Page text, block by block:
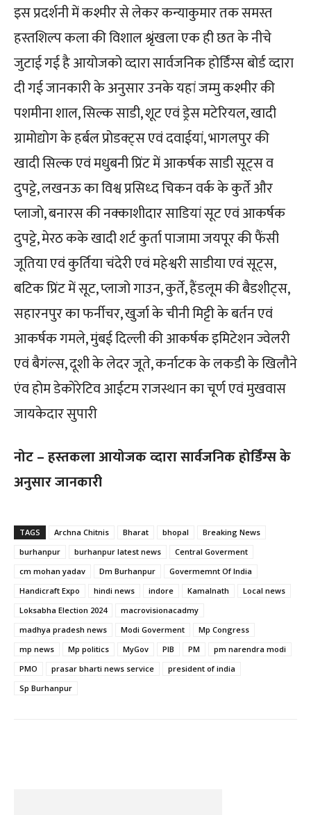
इस प्रदर्शनी में कश्मीर से लेकर कन्याकुमार तक समस्त
हस्तशिल्प कला की विशाल श्रृंखला एक ही छत के नीचे
जुटाई गई है आयोजको व्दारा सार्वजनिक होर्डिंग्स बोर्ड व्दारा
दी गई जानकारी के अनुसार उनके यहां जम्मु कश्मीर की
पशमीना शाल, सिल्क साडी, शूट एवं ड्रेस मटेरियल, खादी
ग्रामोद्योग के हर्बल प्रोडक्ट्स एवं दवाईयां, भागलपुर की
खादी सिल्क एवं मधुबनी प्रिंट में आकर्षक साडी सूट्स व
दुपट्टे, लखनऊ का विश्व प्रसिध्द चिकन वर्क के कुर्ते और
प्लाजो, बनारस की नक्काशीदार साडियां सूट एवं आकर्षक
दुपट्टे, मेरठ कके खादी शर्ट कुर्ता पाजामा जयपूर की फैंसी
जूतिया एवं कुर्तिया चंदेरी एवं महेश्वरी साडीया एवं सूट्स,
बटिक प्रिंट में सूट, प्लाजो गाउन, कुर्ते, हैंडलूम की बैडशीट्स,
सहारनपुर का फर्नीचर, खुर्जा के चीनी मिट्टी के बर्तन एवं
आकर्षक गमले, मुंबई दिल्ली की आकर्षक इमिटेशन ज्वेलरी
एवं बैगंल्स, दूशी के लेदर जूते, कर्नाटक के लकडी के खिलौने
एंव होम डेकोरेटिव आईटम राजस्थान का चूर्ण एवं मुखवास
जायकेदार सुपारी
नोट – हस्तकला आयोजक व्दारा सार्वजनिक होर्डिंग्स के
अनुसार जानकारी
TAGS Archna Chitnis Bharat bhopal
Breaking News
burhanpur
burhanpur latest news
Central Goverment
cm mohan yadav
Dm Burhanpur
Govermemnt Of India
Handicraft Expo
hindi news indore Kamalnath
Local news
Loksabha Election 2024
macrovisionacadmy
madhya pradesh news
Modi Goverment
Mp Congress
mp news
Mp politics MyGov PIB PM
pm narendra modi
PMO
prasar bharti news service
president of india
Sp Burhanpur